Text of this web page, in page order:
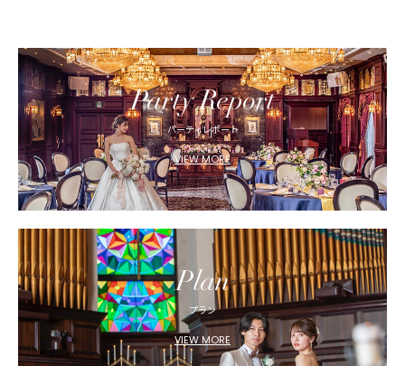
Party Report
パーティレポート
VIEW MORE
Plan
プラン
VIEW MORE